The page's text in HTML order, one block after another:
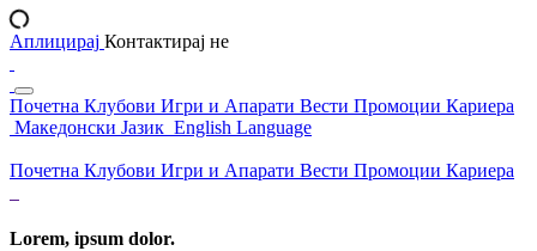
Аплицирај Контактирај не
Почетна Клубови Игри и Апарати Вести Промоции Кариера
Македонски Јазик English Language
Почетна Клубови Игри и Апарати Вести Промоции Кариера
Lorem, ipsum dolor.